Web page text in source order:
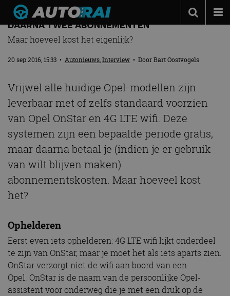
Autonieuws
Automerken
Adverteren
Contact
MotorRAI.nl
OPEL ONSTAR EN 4G WIFI: EERST GRATIS,
DAARNA TWEE ABONNEMENTEN
Maar hoeveel kost het eigenlijk?
20 sep 2016, 15:33 • Autonieuws,Interview • DoorBart Oostvogels
Vrijwel alle huidige Opel-modellen zijn
leverbaar met of zelfs standaard voorzien
van Opel OnStar en 4G LTE wifi. Deze
systemen zijn een bepaalde periode gratis,
maar daarna betaal je (indien je er gebruik
van wilt blijven maken)
abonnementskosten. Maar hoeveel kost
het?
Ophelderen
Eerst even iets ophelderen: 4G LTE wifi lijkt onderdeel
te zijn van OnStar, maar je moet het als iets aparts zien.
OnStar verzorgt niet de wifi aan boord van een
Opel. OnStar is de naam van de persoonlijke Opel-
assistent voor onderweg die je met een druk op de